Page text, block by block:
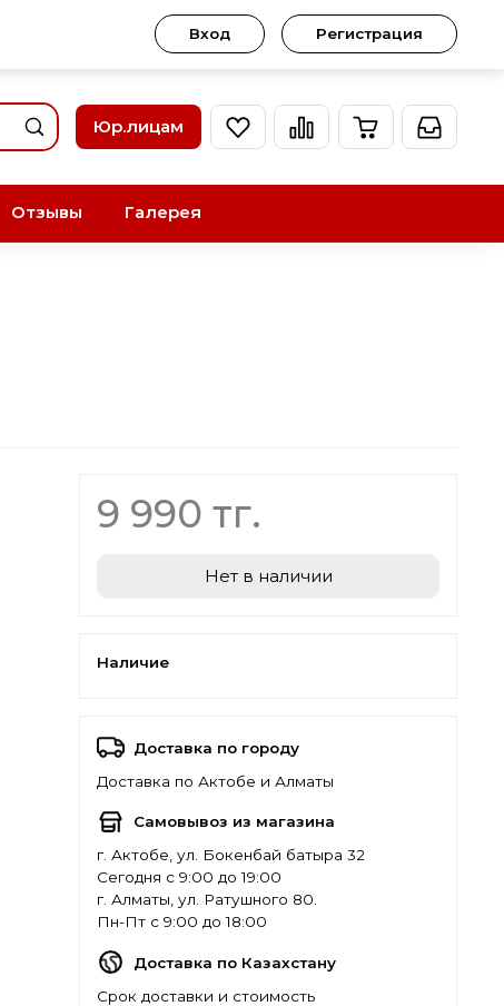
Вход Регистрация
Юр.лицам
Отзывы Галерея
9 990 тг.
Нет в наличии
Наличие
Доставка по городу
Доставка по Актобе и Алматы
Самовывоз из магазина
г. Актобе, ул. Бокенбай батыра 32
Сегодня с 9:00 до 19:00
г. Алматы, ул. Ратушного 80.
Пн-Пт с 9:00 до 18:00
Доставка по Казахстану
Срок доставки и стоимость